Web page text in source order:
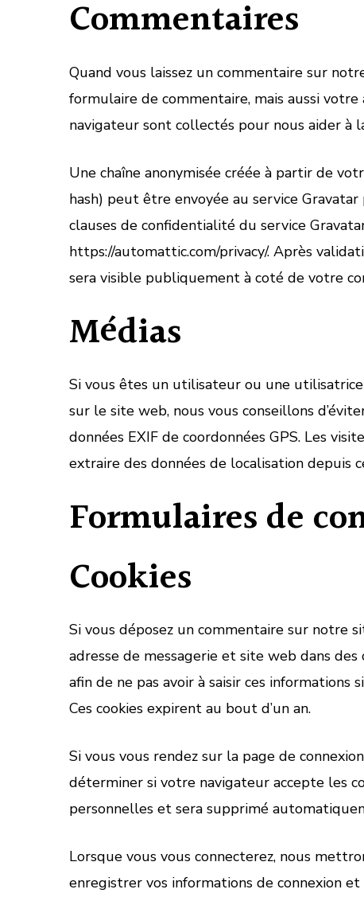
Commentaires
Quand vous laissez un commentaire sur
formulaire de commentaire, mais aussi
navigateur sont collectés pour nous aider à
Une chaîne anonymisée créée à partir de
hash) peut être envoyée au service
clauses de confidentialité du service
https://automattic.com/privacy/. Après
sera visible publiquement à coté de votre
Médias
Si vous êtes un utilisateur ou une
sur le site web, nous vous conseillons
données EXIF de coordonnées GPS. Les
extraire des données de localisation depuis
Formulaires de
Cookies
Si vous déposez un commentaire sur notre
adresse de messagerie et site web dans
afin de ne pas avoir à saisir ces
Ces cookies expirent au bout d’un an.
Si vous vous rendez sur la page de
déterminer si votre navigateur accepte les
personnelles et sera supprimé
Lorsque vous vous connecterez, nous
enregistrer vos informations de connexion et